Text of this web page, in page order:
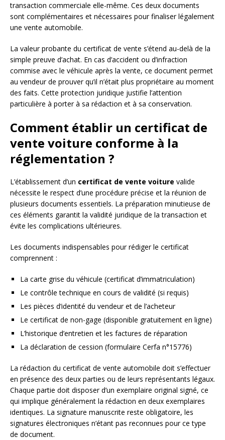
transaction commerciale elle-même. Ces deux documents
sont complémentaires et nécessaires pour finaliser légalement
une vente automobile.
La valeur probante du certificat de vente s’étend au-delà de la
simple preuve d’achat. En cas d’accident ou d’infraction
commise avec le véhicule après la vente, ce document permet
au vendeur de prouver qu’il n’était plus propriétaire au moment
des faits. Cette protection juridique justifie l’attention
particulière à porter à sa rédaction et à sa conservation.
Comment établir un certificat de
vente voiture conforme à la
réglementation ?
L’établissement d’un certificat de vente voiture valide
nécessite le respect d’une procédure précise et la réunion de
plusieurs documents essentiels. La préparation minutieuse de
ces éléments garantit la validité juridique de la transaction et
évite les complications ultérieures.
Les documents indispensables pour rédiger le certificat
comprennent :
La carte grise du véhicule (certificat d’immatriculation)
Le contrôle technique en cours de validité (si requis)
Les pièces d’identité du vendeur et de l’acheteur
Le certificat de non-gage (disponible gratuitement en ligne)
L’historique d’entretien et les factures de réparation
La déclaration de cession (formulaire Cerfa n°15776)
La rédaction du certificat de vente automobile doit s’effectuer
en présence des deux parties ou de leurs représentants légaux.
Chaque partie doit disposer d’un exemplaire original signé, ce
qui implique généralement la rédaction en deux exemplaires
identiques. La signature manuscrite reste obligatoire, les
signatures électroniques n’étant pas reconnues pour ce type
de document.